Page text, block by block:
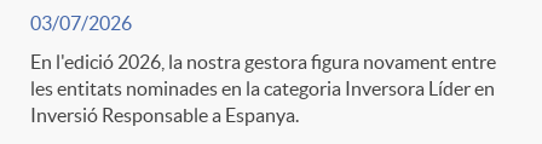
03/07/2026
En l'edició 2026, la nostra gestora figura novament entre
les entitats nominades en la categoria Inversora Líder en
Inversió Responsable a Espanya.